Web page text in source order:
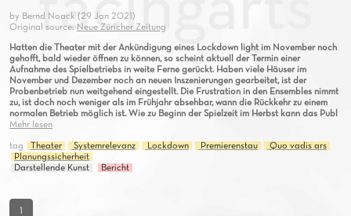
by Bernd Noack (29 Jan 2021)
Original source: Neue Züricher Zeitung
Hatten die Theater mit der Ankündigung eines Lockdown light im November noch
gehofft, bald wieder öffnen zu können, so scheint aktuell der Termin einer
Aufnahme des Spielbetriebs in weite Ferne gerückt. Haben viele Häuser im
November und Dezember noch an neuen Inszenierungen gearbeitet, ist der
Probenbetrieb nun weitgehend eingestellt. Die Frustration in den Ensembles nimmt
zu, ist doch noch weniger als im Frühjahr absehbar, wann die Rückkehr zu einem
normalen Betrieb möglich ist. Wie zu Beginn der Spielzeit im Herbst kann das Publ
Mehr lesen
tag Theater Systemrelevanz Lockdown Premierenstau
Quo vadis ars
Planungssicherheit
Darstellende Kunst
Bericht
1